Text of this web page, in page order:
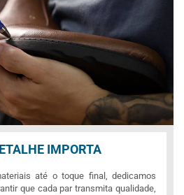
IMPORTA
até o toque final, dedicamos
que cada par transmita qualidade,